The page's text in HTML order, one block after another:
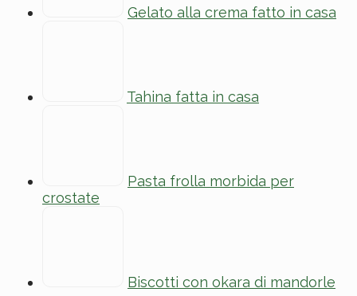
Gelato alla crema fatto in casa
Tahina fatta in casa
Pasta frolla morbida per
crostate
Biscotti con okara di mandorle